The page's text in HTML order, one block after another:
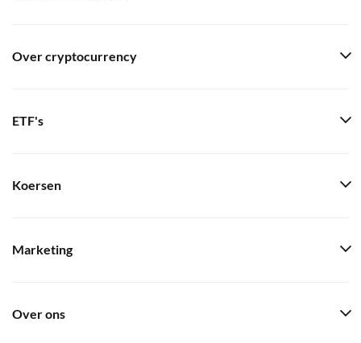
Over cryptocurrency
ETF's
Koersen
Marketing
Over ons